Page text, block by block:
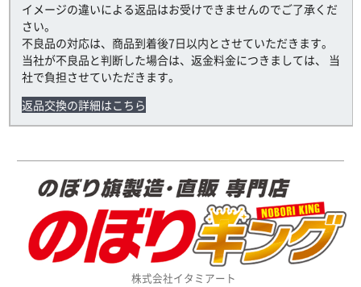
イメージの違いによる返品はお受けできませんのでご了承くだ
さい。
不良品の対応は、商品到着後7日以内とさせていただきます。
当社が不良品と判断した場合は、返金料金につきましては、 当
社で負担させていただきます。
返品交換の詳細はこちら
株式会社イタミアート